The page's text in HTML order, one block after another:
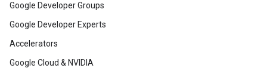
Google Developer Groups
Google Developer Experts
Accelerators
Google Cloud & NVIDIA